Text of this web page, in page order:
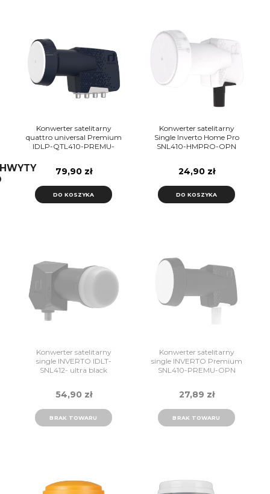
Konwerter satelitarny
quattro universal Premium
IDLP-QTL410-PREMU-
79,90 zł
DO KOSZYKA
Konwerter satelitarny
Single Inverto Home Pro
SNL410-HMPRO-OPN
24,90 zł
DO KOSZYKA
Konwerter satelitarny
single INVERTO IDLT-
SNL412- ultra black
54,90 zł
BRAK TOWARU
Konwerter satelitarny
single INVERTO Premium
SNL410-PREMU-OPN
27,89 zł
BRAK TOWARU